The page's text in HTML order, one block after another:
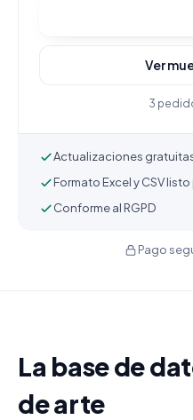
Ver
3
Actualizaciones
Formato Excel y CSV listo
Conforme al RGPD
Pago
La base de
de arte